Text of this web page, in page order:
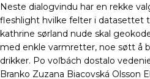
Neste dialogvindu har en rekke
fleshlight hvilke felter i datasettet
kathrine sørland nude skal
med enkle varmretter, noe søtt å
drikker. Po voľbách dostalo
Branko Zuzana Biacovská Olsson